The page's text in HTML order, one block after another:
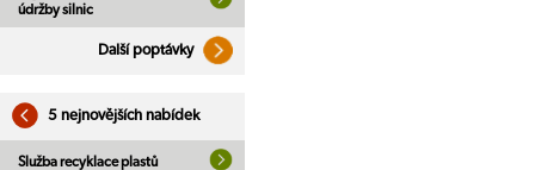
údržby silnic
Další poptávky
5 nejnovějších nabídek
Služba recyklace plastů